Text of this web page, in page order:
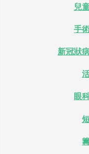
兒
手
新冠狀
眼